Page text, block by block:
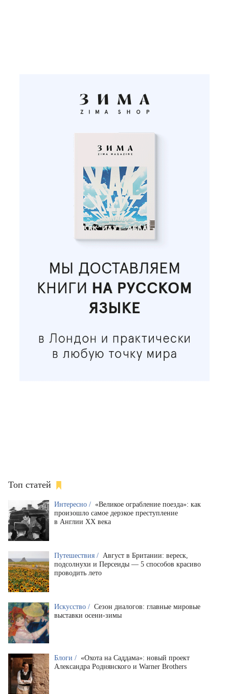
Топ статей
Интересно / «Великое ограбление поезда»: как
произошло самое дерзкое преступление
в Англии XX века
Путешествия / Август в Британии: вереск,
подсолнухи и Персеиды — 5 способов красиво
проводить лето
Искусство / Сезон диалогов: главные мировые
выставки осени-зимы
Блоги / «Охота на Саддама»: новый проект
Александра Роднянского и Warner Brothers